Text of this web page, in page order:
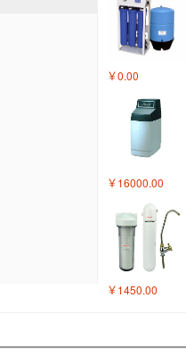
￥0.00
￥16000.00
￥1450.00